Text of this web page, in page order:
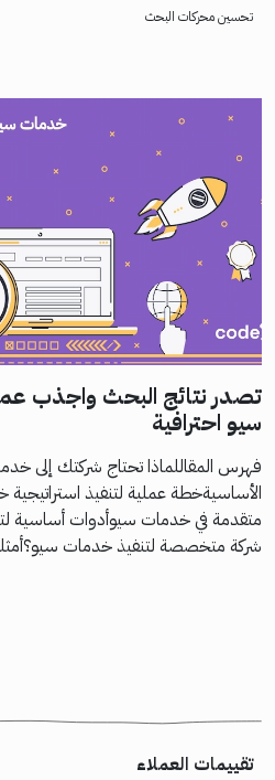
تحسين محركات البحث
تصدر نتائج البحث واجذب
سيو احترافية
فهرس المقاللماذا تحتاج شركتك إلى
الأساسيةخطة عملية لتنفيذ
متقدمة في خدمات سيوأدوات أساسية
شركة متخصصة لتنفيذ خدمات
تقييمات العملاء